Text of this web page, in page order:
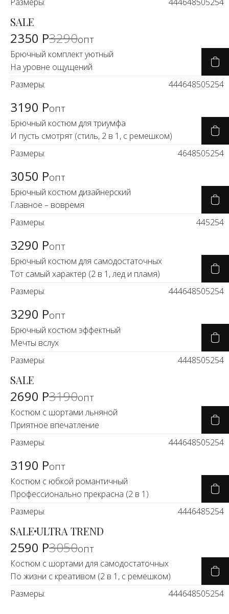
-29%
SALE
2350 Р3290опт
Брючный комплект уютный
На уровне ощущений
Размеры:
444648505254
3190 Ропт
Брючный костюм для триумфа
И пусть смотрят (стиль, 2 в 1, с ремешком)
Размеры:
4648505254
3050 Ропт
Брючный костюм дизайнерский
Главное – вовремя
Размеры:
445254
3290 Ропт
Брючный костюм для самодостаточных
Тот самый характер (2 в 1, лед и пламя)
Размеры:
444648505254
3290 Ропт
Брючный костюм эффектный
Мечты вслух
Размеры:
4448505254
-14%
SALE
2690 Р3190опт
Костюм с шортами льняной
Приятное впечатление
Размеры:
444648505254
3190 Ропт
Костюм с юбкой романтичный
Профессионально прекрасна (2 в 1)
Размеры:
4446485254
-15%
SALEULTRA TREND
2590 Р3050опт
Костюм с шортами для самодостаточных
По жизни с креативом (2 в 1, с ремешком)
Размеры:
444648505254